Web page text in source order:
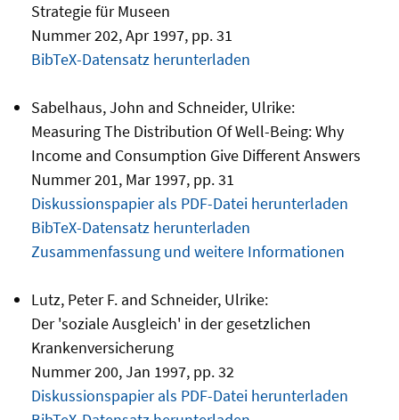
Strategie für Museen
Nummer 202, Apr 1997, pp. 31
BibTeX-Datensatz herunterladen
Sabelhaus, John and Schneider, Ulrike:
Measuring The Distribution Of Well-Being: Why
Income and Consumption Give Different Answers
Nummer 201, Mar 1997, pp. 31
Diskussionspapier als PDF-Datei herunterladen
BibTeX-Datensatz herunterladen
Zusammenfassung und weitere Informationen
Lutz, Peter F. and Schneider, Ulrike:
Der 'soziale Ausgleich' in der gesetzlichen
Krankenversicherung
Nummer 200, Jan 1997, pp. 32
Diskussionspapier als PDF-Datei herunterladen